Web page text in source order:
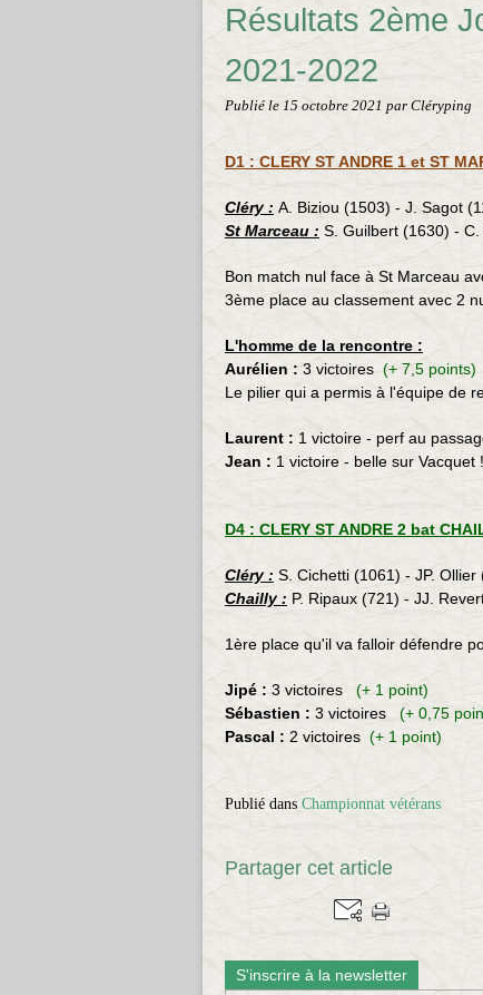
Résultats 2ème
2021-2022
Publié le 15 octobre 2021 par Cléryping
D1 : CLERY ST ANDRE 1 et ST
Cléry : A. Biziou (1503) - J. Sagot
St Marceau : S. Guilbert (1630) -
Bon match nul face à St Marceau
3ème place au classement avec 2
L'homme de la rencontre :
Aurélien : 3 victoires (+ 7,5 points)
Le pilier qui a permis à l'équipe de
Laurent : 1 victoire - perf au
Jean : 1 victoire - belle sur Vacquet !
D4 : CLERY ST ANDRE 2 bat
Cléry : S. Cichetti (1061) - JP. Ollier
Chailly : P. Ripaux (721) - JJ.
1ère place qu'il va falloir défendre
Jipé : 3 victoires (+ 1 point)
Sébastien : 3 victoires (+ 0,75
Pascal : 2 victoires (+ 1 point)
Publié dans Championnat vétérans
Partager cet article
S'inscrire à la newsletter